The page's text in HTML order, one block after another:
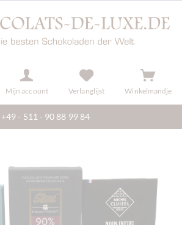
Mijn account Verlanglijst Winkelmandje
+49 - 511 - 90 88 99 84